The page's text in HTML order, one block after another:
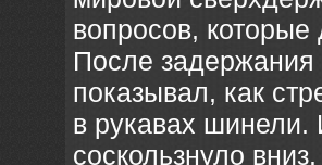
вопросов, которые
После
показывал, как
в рукавах
соскользнуло